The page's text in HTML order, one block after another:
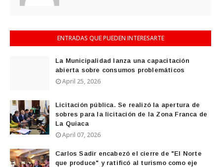
ENTRADAS QUE PUEDEN INTERESARTE
La Municipalidad lanza una capacitación
abierta sobre consumos problemáticos
April 25, 2026
Licitación pública. Se realizó la apertura de
sobres para la licitación de la Zona Franca de
La Quiaca
April 07, 2026
Carlos Sadir encabezó el cierre de "El Norte
que produce" y ratificó al turismo como eje